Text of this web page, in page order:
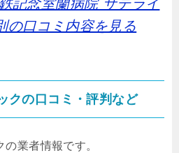
記念室蘭病院 サテライ
の口コミ内容を見る
クの口コミ・評判など
業者情報です。